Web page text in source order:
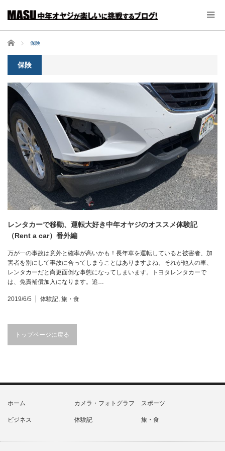
ホーム 保険
保険
レンタカーで移動、運転大好き中年オヤジのオススメ体験記
（Rent a car）番外編
万が一の事故は意外と確率が高いかも！長年車を運転していると被害者、加
害者を別にして事故に合ってしまうことはありますよね。それが他人の車、
レンタカーだと尚更面倒な事態になってしまいます。トヨタレンタカーで
は、免責補償加入になります。追…
2019/6/5 体験記, 旅・食
トップページに戻る
ホーム カメラ・フォトグラフ スポーツ
ビジネス 体験記 旅・食